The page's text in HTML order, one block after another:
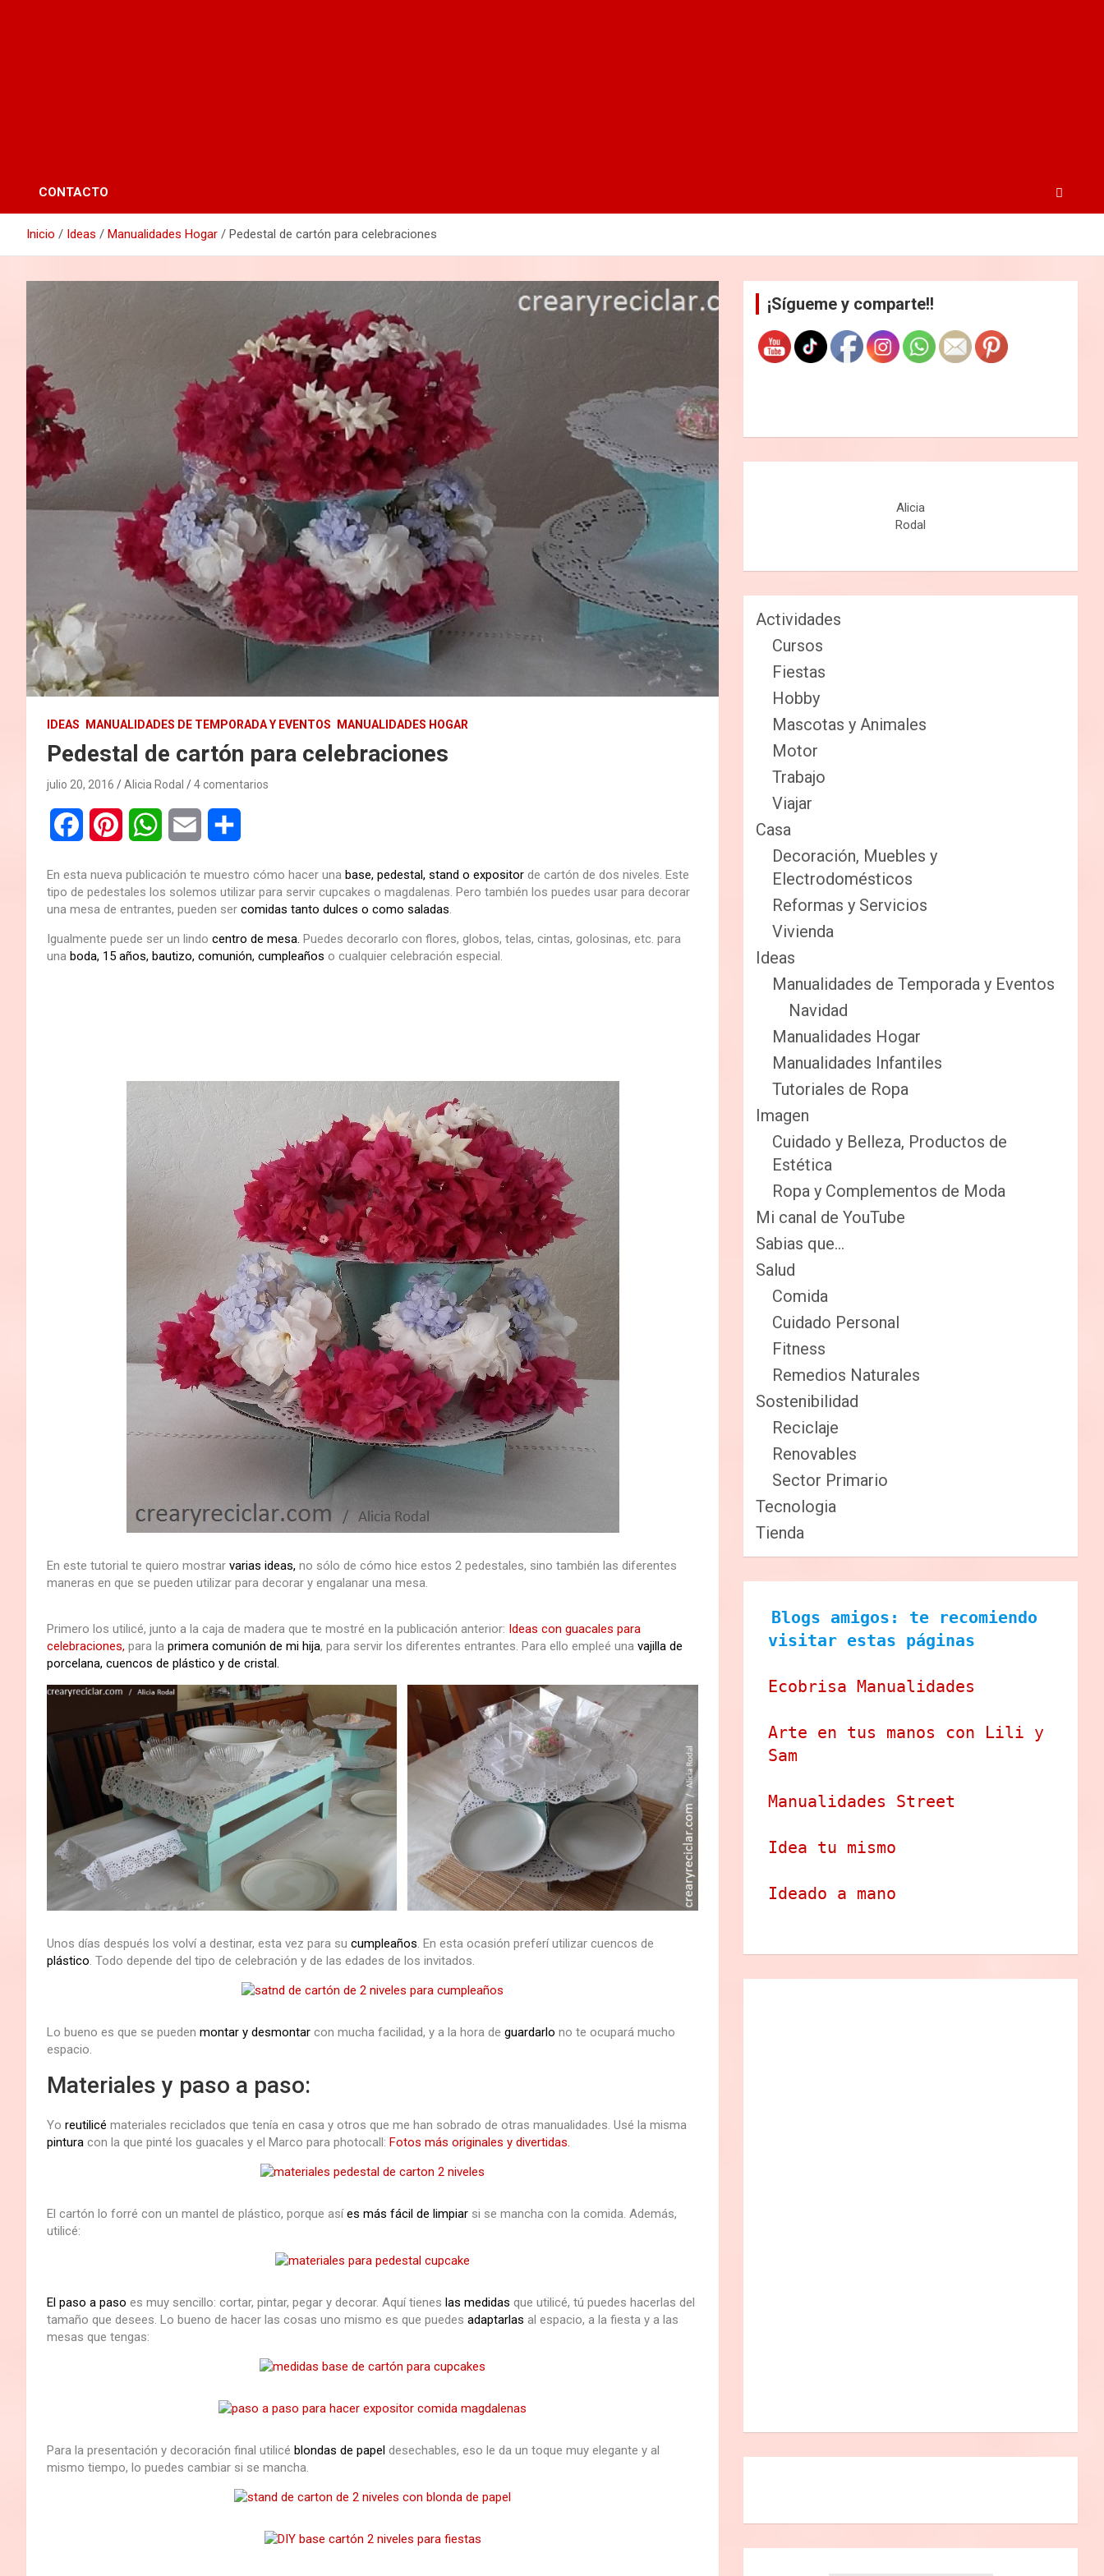
CONTACTO
Inicio Ideas Manualidades Hogar Pedestal de cartón para celebraciones
IDEAS MANUALIDADES DE TEMPORADA Y EVENTOS MANUALIDADES HOGAR
Pedestal de cartón para celebraciones
julio 20, 2016 Alicia Rodal 4 comentarios
c
b
n
e
a
s
a
l
m
a
En esta nueva publicación te muestro cómo hacer una base, pedestal, stand o expositor de cartón de dos niveles. Este
tipo de pedestales los solemos utilizar para servir cupcakes o magdalenas. Pero también los puedes usar para decorar
una mesa de entrantes, pueden ser comidas tanto dulces o como saladas.
Igualmente puede ser un lindo centro de mesa. Puedes decorarlo con flores, globos, telas, cintas, golosinas, etc. para
una boda, 15 años, bautizo, comunión, cumpleaños o cualquier celebración especial.
En este tutorial te quiero mostrar varias ideas, no sólo de cómo hice estos 2 pedestales, sino también las diferentes
maneras en que se pueden utilizar para decorar y engalanar una mesa.
Primero los utilicé, junto a la caja de madera que te mostré en la publicación anterior: Ideas con guacales para
celebraciones, para la primera comunión de mi hija, para servir los diferentes entrantes. Para ello empleé una vajilla de
porcelana, cuencos de plástico y de cristal.
Unos días después los volví a destinar, esta vez para su cumpleaños. En esta ocasión preferí utilizar cuencos de
plástico. Todo depende del tipo de celebración y de las edades de los invitados.
Lo bueno es que se pueden montar y desmontar con mucha facilidad, y a la hora de guardarlo no te ocupará mucho
espacio.
Materiales y paso a paso:
Yo reutilicé materiales reciclados que tenía en casa y otros que me han sobrado de otras manualidades. Usé la misma
pintura con la que pinté los guacales y el Marco para photocall: Fotos más originales y divertidas.
El cartón lo forré con un mantel de plástico, porque asíes más fácil de limpiar si se mancha con la comida. Además,
utilicé:
El paso a paso es muy sencillo: cortar, pintar, pegar y decorar. Aquí tienes las medidas que utilicé, tú puedes hacerlas del
tamaño que desees. Lo bueno de hacer las cosas uno mismo es que puedes adaptarlas al espacio, a la fiesta y a las
mesas que tengas:
Para la presentación y decoración final utilicé blondas de papel desechables, eso le da un toque muy elegante y al
mismo tiempo, lo puedes cambiar si se mancha.
¡Sígueme y comparte!!
Alicia
Rodal
Actividades
Cursos
Fiestas
Hobby
Mascotas y Animales
Motor
Trabajo
Viajar
Casa
Decoración, Muebles y
Electrodomésticos
Reformas y Servicios
Vivienda
Ideas
Manualidades de Temporada y Eventos
Navidad
Manualidades Hogar
Manualidades Infantiles
Tutoriales de Ropa
Imagen
Cuidado y Belleza, Productos de
Estética
Ropa y Complementos de Moda
Mi canal de YouTube
Sabias que…
Salud
Comida
Cuidado Personal
Fitness
Remedios Naturales
Sostenibilidad
Reciclaje
Renovables
Sector Primario
Tecnologia
Tienda
Blogs amigos: te recomiendo
visitar estas páginas
Ecobrisa Manualidades
Arte en tus manos con Lili y
Sam
Manualidades Street
Idea tu mismo
Ideado a mano